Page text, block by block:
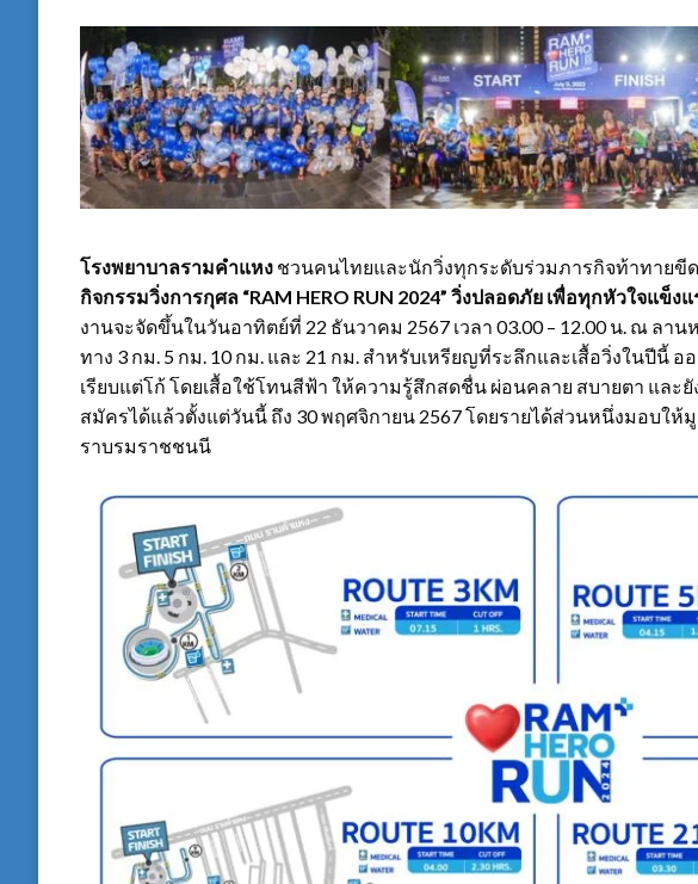
โรงพยาบาลรามคำแหง ชวนคนไทยและนักวิ่งทุกระดับร่วมภารกิจท้าทายขี
กิจกรรมวิ่งการกุศล “RAM HERO RUN 2024” วิ่งปลอดภัย เพื่อทุกหัวใจแข็งแ
งานจะจัดขึ้นในวันอาทิตย์ที่ 22 ธันวาคม 2567 เวลา 03.00 – 12.00 น. ณ ลา
ทาง 3 กม. 5 กม. 10 กม. และ 21 กม. สำหรับเหรียญที่ระลึกและเสื้อวิ่งในปีนี้
เรียบแต่โก้ โดยเสื้อใช้โทนสีฟ้า ให้ความรู้สึกสดชื่น ผ่อนคลาย สบายตา และ
สมัครได้แล้วตั้งแต่วันนี้ ถึง 30 พฤศจิกายน 2567 โดยรายได้ส่วนหนึ่งมอบใ
ราบรมราชชนนี